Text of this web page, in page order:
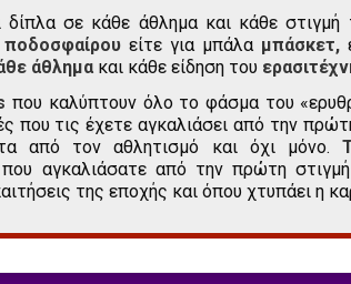
δίπλα σε κάθε άθλημα και κάθε στιγμή
ποδοσφαίρου είτε για μπάλα μπάσκετ,
άθλημα και κάθε είδηση του
που καλύπτουν όλο το φάσμα του
που τις έχετε αγκαλιάσει από την
από τον αθλητισμό και όχι μόνο.
που αγκαλιάσατε από την πρώτη
της εποχής και όπου χτυπάει η